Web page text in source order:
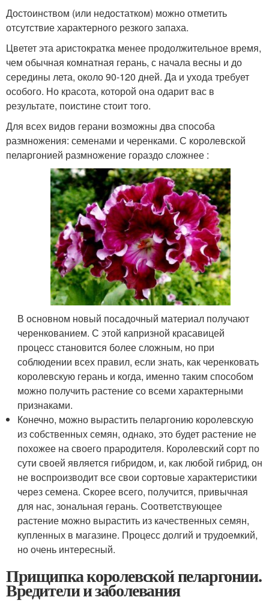
Достоинством (или недостатком) можно отметить
отсутствие характерного резкого запаха.
Цветет эта аристократка менее продолжительное время,
чем обычная комнатная герань, с начала весны и до
середины лета, около 90-120 дней. Да и ухода требует
особого. Но красота, которой она одарит вас в
результате, поистине стоит того.
Для всех видов герани возможны два способа
размножения: семенами и черенками. С королевской
пеларгонией размножение гораздо сложнее :
В основном новый посадочный материал получают
черенкованием. С этой капризной красавицей
процесс становится более сложным, но при
соблюдении всех правил, если знать, как черенковать
королевскую герань и когда, именно таким способом
можно получить растение со всеми характерными
признаками.
Конечно, можно вырастить пеларгонию королевскую
из собственных семян, однако, это будет растение не
похожее на своего прародителя. Королевский сорт по
сути своей является гибридом, и, как любой гибрид, он
не воспроизводит все свои сортовые характеристики
через семена. Скорее всего, получится, привычная
для нас, зональная герань. Соответствующее
растение можно вырастить из качественных семян,
купленных в магазине. Процесс долгий и трудоемкий,
но очень интересный.
Прищипка королевской пеларгонии.
Вредители и заболевания